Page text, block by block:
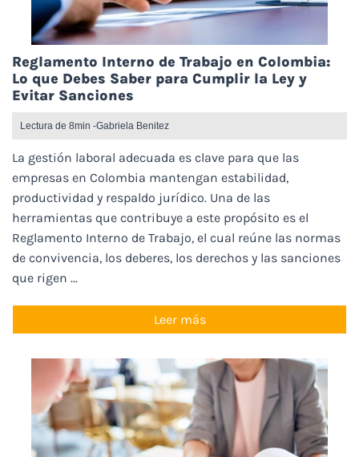
Reglamento Interno de Trabajo en Colombia:
Lo que Debes Saber para Cumplir la Ley y
Evitar Sanciones
Gabriela Benitez
Lectura de 8min -
La gestión laboral adecuada es clave para que las
empresas en Colombia mantengan estabilidad,
productividad y respaldo jurídico. Una de las
herramientas que contribuye a este propósito es el
Reglamento Interno de Trabajo, el cual reúne las normas
de convivencia, los deberes, los derechos y las sanciones
que rigen ...
Leer más